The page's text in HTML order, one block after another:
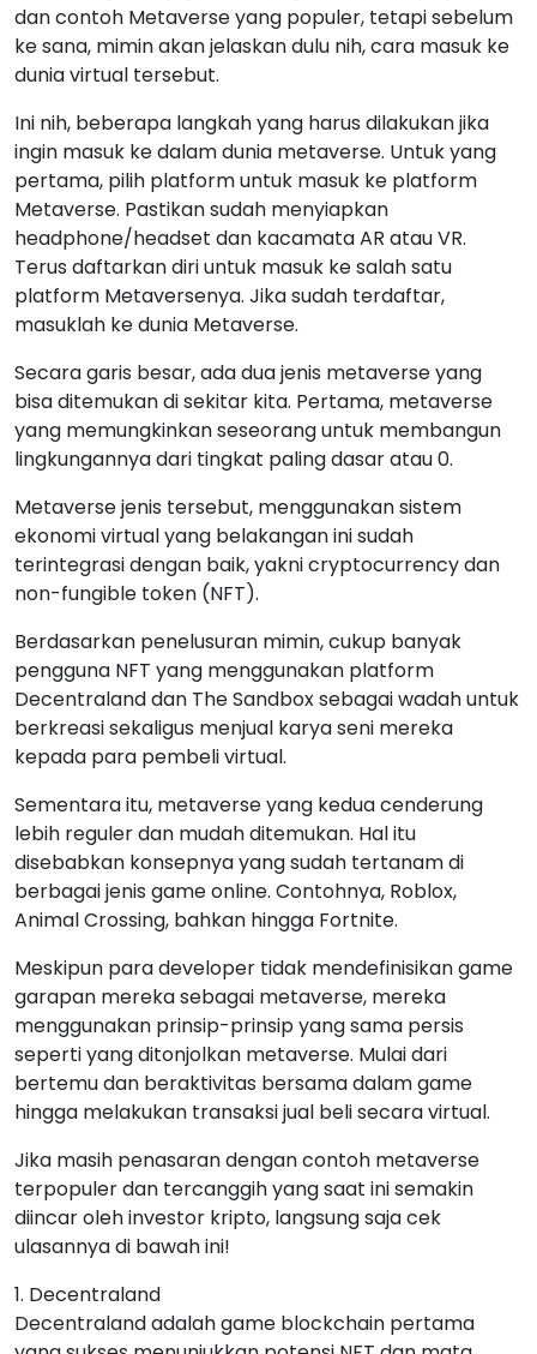
dan contoh Metaverse yang populer, tetapi sebelum
ke sana, mimin akan jelaskan dulu nih, cara masuk ke
dunia virtual tersebut.
Ini nih, beberapa langkah yang harus dilakukan jika
ingin masuk ke dalam dunia metaverse. Untuk yang
pertama, pilih platform untuk masuk ke platform
Metaverse. Pastikan sudah menyiapkan
headphone/headset dan kacamata AR atau VR.
Terus daftarkan diri untuk masuk ke salah satu
platform Metaversenya. Jika sudah terdaftar,
masuklah ke dunia Metaverse.
Secara garis besar, ada dua jenis metaverse yang
bisa ditemukan di sekitar kita. Pertama, metaverse
yang memungkinkan seseorang untuk membangun
lingkungannya dari tingkat paling dasar atau 0.
Metaverse jenis tersebut, menggunakan sistem
ekonomi virtual yang belakangan ini sudah
terintegrasi dengan baik, yakni cryptocurrency dan
non-fungible token (NFT).
Berdasarkan penelusuran mimin, cukup banyak
pengguna NFT yang menggunakan platform
Decentraland dan The Sandbox sebagai wadah untuk
berkreasi sekaligus menjual karya seni mereka
kepada para pembeli virtual.
Sementara itu, metaverse yang kedua cenderung
lebih reguler dan mudah ditemukan. Hal itu
disebabkan konsepnya yang sudah tertanam di
berbagai jenis game online. Contohnya, Roblox,
Animal Crossing, bahkan hingga Fortnite.
Meskipun para developer tidak mendefinisikan game
garapan mereka sebagai metaverse, mereka
menggunakan prinsip-prinsip yang sama persis
seperti yang ditonjolkan metaverse. Mulai dari
bertemu dan beraktivitas bersama dalam game
hingga melakukan transaksi jual beli secara virtual.
Jika masih penasaran dengan contoh metaverse
terpopuler dan tercanggih yang saat ini semakin
diincar oleh investor kripto, langsung saja cek
ulasannya di bawah ini!
1. Decentraland
Decentraland adalah game blockchain pertama